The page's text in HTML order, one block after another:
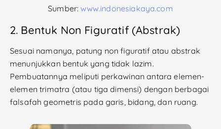
Sumber:www.indonesiakaya.com
2. Bentuk Non Figuratif (Abstrak)
Sesuai namanya, patung non figuratif atau abstrak
menunjukkan bentuk yang tidak lazim.
Pembuatannya meliputi perkawinan antara elemen-
elemen trimatra (atau tiga dimensi) dengan berbagai
falsafah geometris pada garis, bidang, dan ruang.